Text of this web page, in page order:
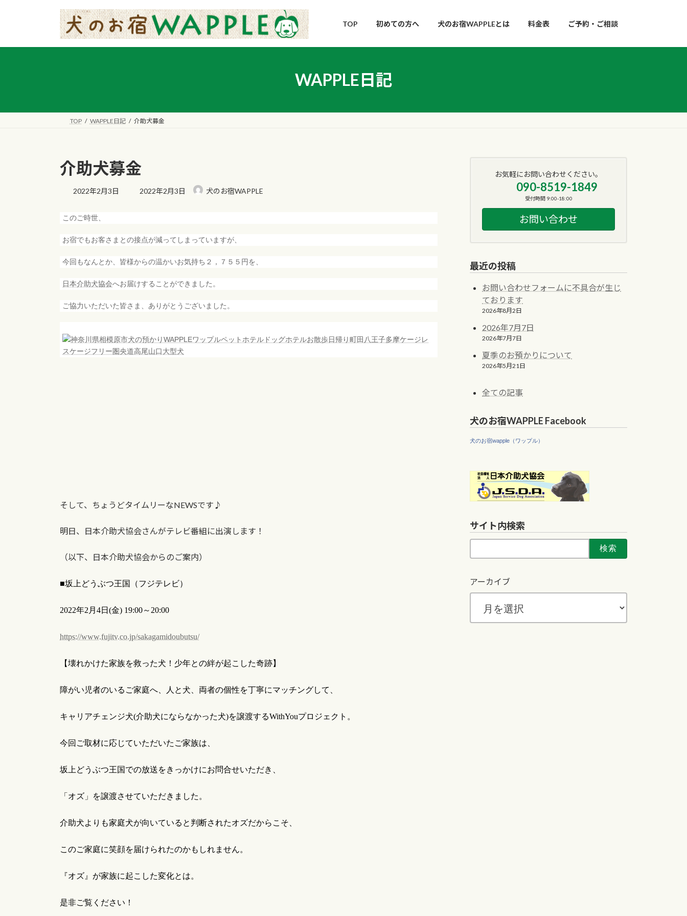
TOP 初めての方へ 犬のお宿WAPPLEとは 料金表 ご予約・ご相談
WAPPLE日記
TOP WAPPLE日記 介助犬募金
介助犬募金
2022年2月3日
最
時
2022年2月3日 犬のお宿WAPPLE
このご時世、
お宿でもお客さまとの接点が減ってしまっていますが、
今回もなんとか、皆様からの温かいお気持ち２，７５５円を、
日本介助犬協会へお届けすることができました。
ご協力いただいた皆さま、ありがとうございました。
そして、ちょうどタイムリーなNEWSです♪
明日、日本介助犬協会さんがテレビ番組に出演します！
（以下、日本介助犬協会からのご案内）
■坂上どうぶつ王国（フジテレビ）
2022年2 月 4日 (金) 19:00～ 20:00
https://www.fujitv.co.jp/sakagamidoubutsu/
【壊れかけた家族を救った犬！少年との絆が起こした奇跡】
障がい児者のいるご家庭へ、人と犬、両者の個性を丁寧にマッチングして、
キャリアチェンジ犬(介助犬にならなかった犬)を譲渡するWithYouプロジェクト。
今回ご取材に応じていただいたご家族は、
坂上どうぶつ王国での放送をきっかけにお問合せいただき、
「オズ」を譲渡させていただきました。
介助犬よりも家庭犬が向いていると判断されたオズだからこそ、
このご家庭に笑顔を届けられたのかもしれません。
『オズ』が家族に起こした変化とは。
是非ご覧ください！
お気軽にお問い合わせください。
090-8519-1849
受付時間 9:00-18:00
お問い合わせ
最近の投稿
お問い合わせフォームに不具合が生じ
ております
2026年8月2日
2026年7月7日
2026年7月7日
夏季のお預かりについて
2026年5月21日
全ての記事
犬のお宿WAPPLE Facebook
犬のお宿wapple（ワップル）
サイト内検索
索:
アーカイブ